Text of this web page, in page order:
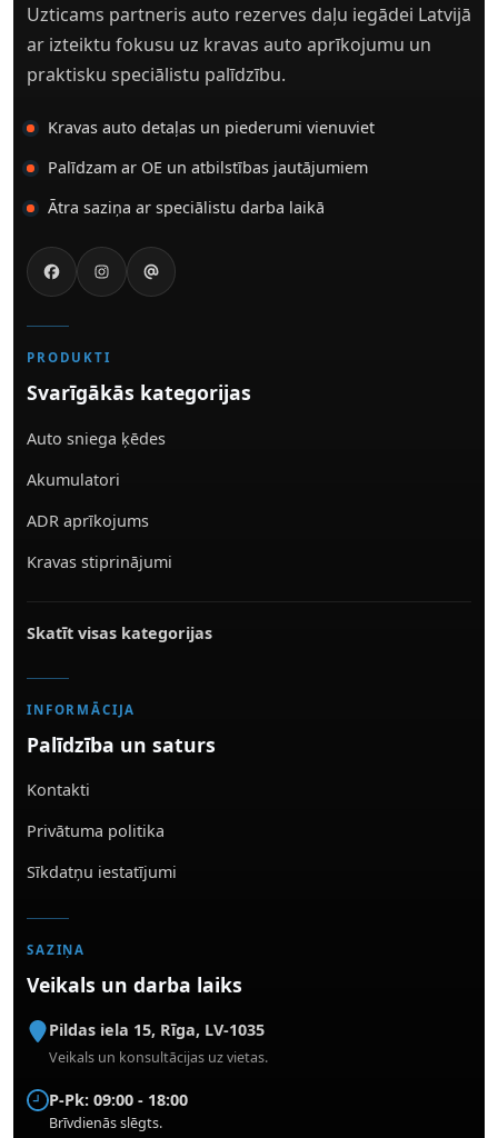
Uzticams partneris auto rezerves daļu iegādei Latvijā
ar izteiktu fokusu uz kravas auto aprīkojumu un
praktisku speciālistu palīdzību.
Kravas auto detaļas un piederumi vienuviet
Palīdzam ar OE un atbilstības jautājumiem
Ātra saziņa ar speciālistu darba laikā
PRODUKTI
Svarīgākās kategorijas
Auto sniega ķēdes
Akumulatori
ADR aprīkojums
Kravas stiprinājumi
Skatīt visas kategorijas
INFORMĀCIJA
Palīdzība un saturs
Kontakti
Privātuma politika
Sīkdatņu iestatījumi
SAZIŅA
Veikals un darba laiks
Pildas iela 15, Rīga, LV-1035
Veikals un konsultācijas uz vietas.
P-Pk: 09:00 - 18:00
Brīvdienās slēgts.